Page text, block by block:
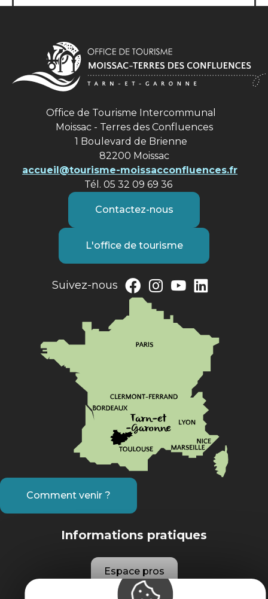
Office de Tourisme Intercommunal
Moissac - Terres des Confluences
1 Boulevard de Brienne
82200 Moissac
accueil@tourisme-moissacconfluences.fr
Tél. 05 32 09 69 36
Contactez-nous
L'office de tourisme
Suivez-nous
Comment venir ?
Informations pratiques
Espace pros